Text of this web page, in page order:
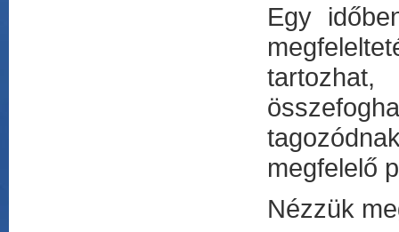
Egy
megfelelő
Nézzük